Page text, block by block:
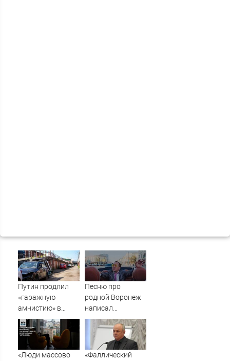
Путин продлил
«гаражную
амнистию» в
России до 1
сентября 2031
года
Песню про
родной Воронеж
написал
музыкант Михаил
Гребенщиков -
ВестиПК в
Воронеже
«Люди массово
«Фаллический